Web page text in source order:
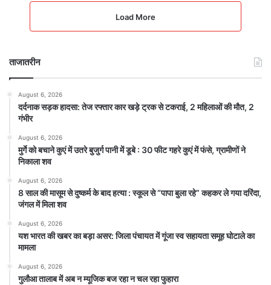
Load More
ताजातरीन
August 6, 2026
दर्दनाक सड़क हादसा: तेज रफ्तार कार खड़े ट्रक से टकराई, 2 महिलाओं की मौत, 2
गंभीर
August 6, 2026
मुर्गे को बचाने कुएं में उतरे बुजुर्ग पानी में डूबे : 30 फीट गहरे कुएं में फंसे, ग्रामीणों ने
निकाला शव
August 6, 2026
8 साल की मासूम से दुष्कर्म के बाद हत्या : स्कूल से “पापा बुला रहे” कहकर ले गया दरिंदा,
जंगल में मिला शव
August 6, 2026
यश भारत की खबर का बड़ा असर: जिला पंचायत में गूंजा स्व सहायता समूह घोटाले का
मामला
August 6, 2026
गुलौआ तालाब में अब न म्यूजिक बज रहा न चल रहा फुहारा